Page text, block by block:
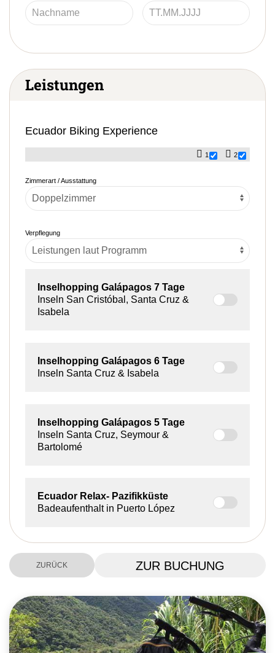
Leistungen
Ecuador Biking Experience
1 2
Zimmerart / Ausstattung
Verpflegung
Inselhopping Galápagos 7 Tage
Inseln San Cristóbal, Santa Cruz &
Isabela
Inselhopping Galápagos 6 Tage
Inseln Santa Cruz & Isabela
Inselhopping Galápagos 5 Tage
Inseln Santa Cruz, Seymour &
Bartolomé
Ecuador Relax- Pazifikküste
Badeaufenthalt in Puerto López
ZURÜCK ZUR BUCHUNG